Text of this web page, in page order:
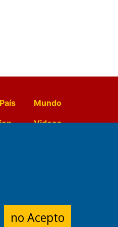
País
Mundo
Videos
no Acepto